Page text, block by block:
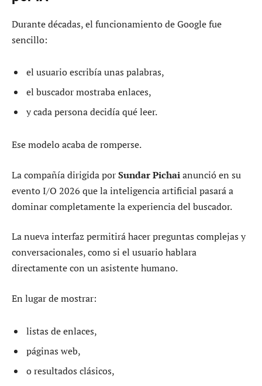
Durante décadas, el funcionamiento de Google fue
sencillo:
el usuario escribía unas palabras,
el buscador mostraba enlaces,
y cada persona decidía qué leer.
Ese modelo acaba de romperse.
La compañía dirigida porSundar Pichaianunció en su
evento I/O 2026 que la inteligencia artificial pasará a
dominar completamente la experiencia del buscador.
La nueva interfaz permitirá hacer preguntas complejas y
conversacionales, como si el usuario hablara
directamente con un asistente humano.
En lugar de mostrar:
listas de enlaces,
páginas web,
o resultados clásicos,